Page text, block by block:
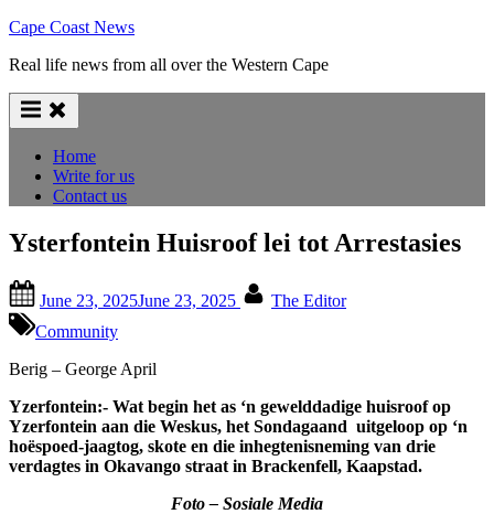
Skip
content
Cape Coast News
Real life news from all over the Western Cape
Home
Write for us
Contact us
Ysterfontein Huisroof lei tot Arrestasies
on
June 23, 2025June 23, 2025
The Editor
Community
Berig – George April
Yzerfontein:- Wat begin het as ‘n gewelddadige huisroof op
Yzerfontein aan die Weskus, het Sondagaand uitgeloop op ‘n
hoëspoed-jaagtog, skote en die inhegtenisneming van drie
verdagtes in Okavango straat in Brackenfell, Kaapstad.
Foto – Sosiale Media